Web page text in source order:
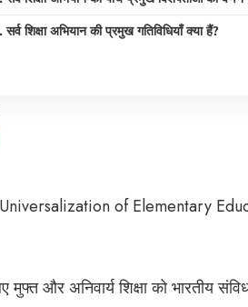
सर्व शिक्षा अभियान की प्रमुख गतिविधियाँ क्या हैं?
of Elementary
और अनिवार्य शिक्षा को भारतीय